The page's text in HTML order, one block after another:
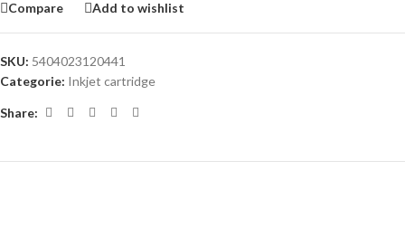
Compare Add to wishlist
SKU: 5404023120441
Categorie: Inkjet cartridge
Share: